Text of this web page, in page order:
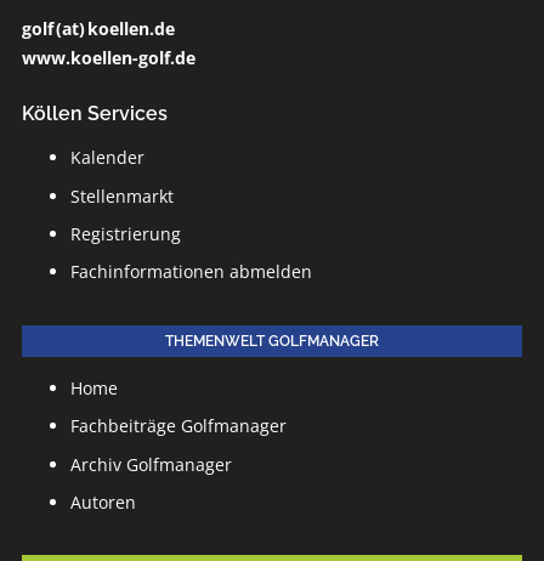
golf (at) koellen.de
www.koellen-golf.de
Köllen Services
Kalender
Stellenmarkt
Registrierung
Fachinformationen abmelden
THEMENWELT GOLFMANAGER
Home
Fachbeiträge Golfmanager
Archiv Golfmanager
Autoren